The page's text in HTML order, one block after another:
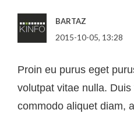
BARTAZ
2015-10-05, 13:28
Proin eu purus eget
volutpat vitae nulla.
commodo aliquet diam,